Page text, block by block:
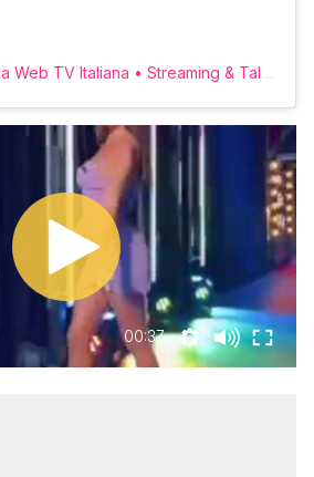
Un post condiviso da Web TV Italiana • Streaming & Talk (@erretvweb)
00:37